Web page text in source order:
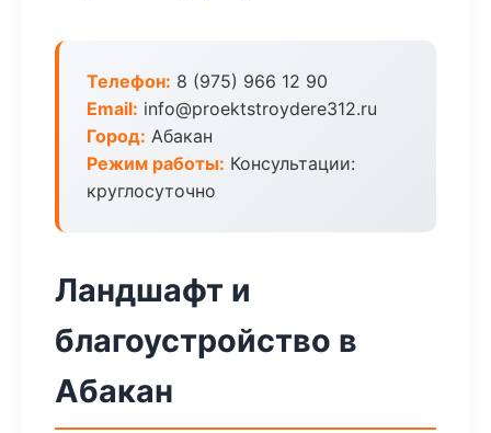
Телефон: 8 (975) 966 12 90
Email: info@proektstroydere312.ru
Город: Абакан
Режим работы: Консультации:
круглосуточно
Ландшафт и
благоустройство в
Абакан